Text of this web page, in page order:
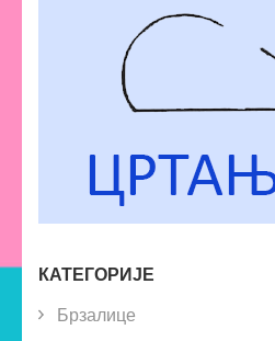
КАТЕГОРИЈЕ
Брзалице